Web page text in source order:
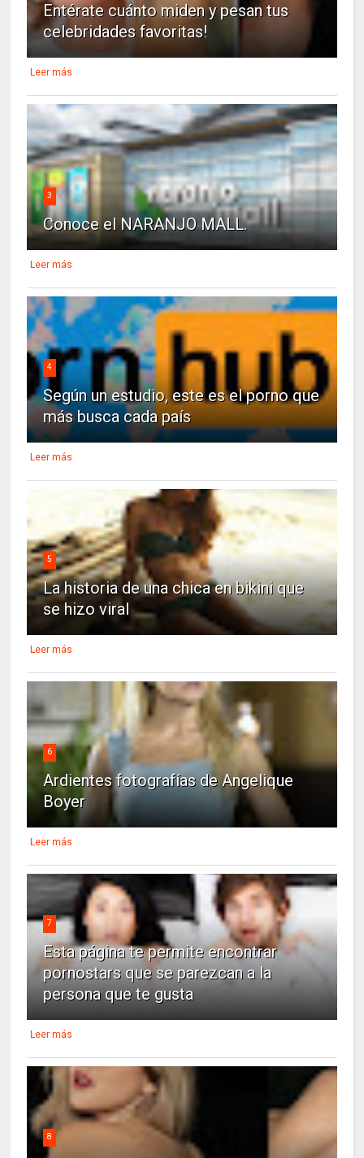
Entérate cuánto miden y pesan tus
celebridades favoritas!
Leer más
3
Conoce el NARANJO MALL.
Leer más
4
Según un estudio, este es el porno que
más busca cada país
Leer más
5
La historia de una chica en bikini que
se hizo viral
Leer más
6
Ardientes fotografías de Angelique
Boyer
Leer más
7
Esta página te permite encontrar
pornostars que se parezcan a la
persona que te gusta
Leer más
8